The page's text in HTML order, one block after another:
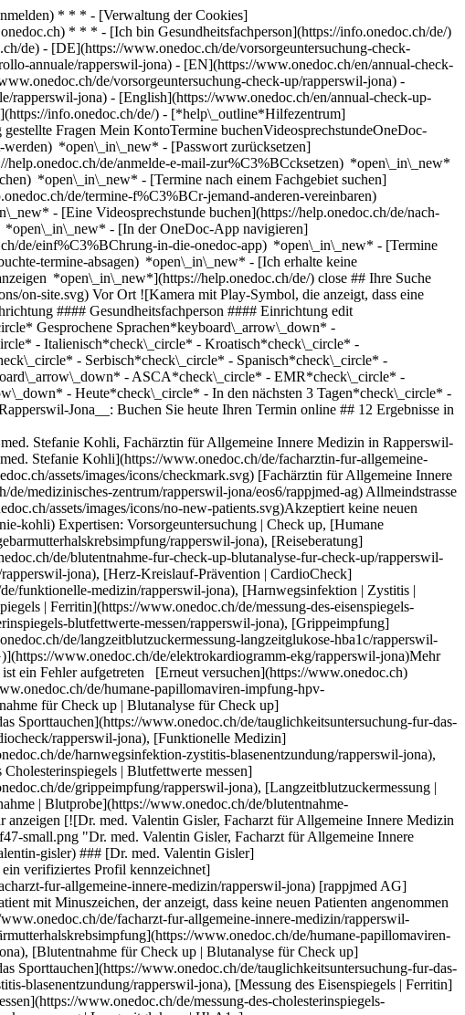
* * * - [Verwaltung der Cookies]
* * * - [Ich bin Gesundheitsfachperson](https://info.onedoc.ch/de/)
de) - [DE](https://www.onedoc.ch/de/vorsorgeuntersuchung-check-
annuale/rapperswil-jona) - [EN](https://www.onedoc.ch/en/annual-check-
de/vorsorgeuntersuchung-check-up/rapperswil-jona) -
rapperswil-jona) - [English](https://www.onedoc.ch/en/annual-check-up-
info.onedoc.ch/de/) - [*help\_outline*Hilfezentrum]
Fragen Mein KontoTermine buchenVideosprechstundeOneDoc-
*open\_in\_new* - [Passwort zurücksetzen]
de/anmelde-e-mail-zur%C3%BCcksetzen) *open\_in\_new*
*open\_in\_new* - [Termine nach einem Fachgebiet suchen]
de/termine-f%C3%BCr-jemand-anderen-vereinbaren)
- [Eine Videosprechstunde buchen](https://help.onedoc.ch/de/nach-
*open\_in\_new* - [In der OneDoc-App navigieren]
de/einf%C3%BChrung-in-die-onedoc-app) *open\_in\_new* - [Termine verwalten](https://help.onedoc.ch/de/termine-verwalten) *open\_in\_new* - [Termine absagen](https://help.onedoc.ch/de/online-gebuchte-termine-absagen) *open\_in\_new* - [Ich erhalte keine Terminbestätigung](https://help.onedoc.ch/de/ich-erhalte-keine-terminbest%C3%A4tigung) *open\_in\_new* [Alle unsere Artikel anzeigen *open\_in\_new*](https://help.onedoc.ch/de/) close ## Ihre Suche bearbeiten ![Haus mit Pluszeichen, das anzeigt, dass eine Konsultation vor Ort möglich ist](https://www.onedoc.ch/assets/images/icons/on-site.svg) Vor Ort ![Kamera mit Play-Symbol, die anzeigt, dass eine Konsultation per Video aus der Ferne möglich ist](https://www.onedoc.ch/assets/images/icons/remote.svg) Virtuell Suche #### Fachrichtung #### Gesundheitsfachperson #### Einrichtung edit Vorsorgeuntersuchung | Check up in Rapperswil-Jona tune Filter Neue Patienten*keyboard\_arrow\_down* - Zugelassen*check\_circle* Gesprochene Sprachen*keyboard\_arrow\_down* - Albanisch*check\_circle* - Chinesisch*check\_circle* - Deutsch*check\_circle* - Englisch*check\_circle* - Französisch*check\_circle* - Italienisch*check\_circle* - Kroatisch*check\_circle* - Niederländisch*check\_circle* - Polnisch*check\_circle* - Portugiesisch*check\_circle* - Rumänisch*check\_circle* - Russisch*check\_circle* - Serbisch*check\_circle* - Spanisch*check\_circle* - Tamil*check\_circle* Geschlecht*keyboard\_arrow\_down* - Weiblich*check\_circle* - Männlich*check\_circle* Netzwerk*keyboard\_arrow\_down* - ASCA*check\_circle* - EMR*check\_circle* - mediX*check\_circle* - doccare*check\_circle* - hapmed*check\_circle* - Medbase*check\_circle* Verfügbarkeit*keyboard\_arrow\_down* - Heute*check\_circle* - In den nächsten 3 Tagen*check\_circle* - In den nächsten 7 Tagen*check\_circle* - In den nächsten 14 Tagen*check\_circle* # __Vorsorgeuntersuchung | Check up__ in __Rapperswil-Jona__: Buchen Sie heute Ihren Termin online ## 12 Ergebnisse in Rapperswil-Jona [![Dr. med. Stefanie Kohli, Fachärztin für Allgemeine Innere Medizin in Rapperswil-Jona](https://assets.onedoc.ch/images/users/da83a555a75b2d4b19a8bfe25fc5a35610766cb2b81e6ea9e20ecc2b249a47f8-small.png "Dr. med. Stefanie Kohli, Fachärztin für Allgemeine Innere Medizin in Rapperswil-Jona")](https://www.onedoc.ch/de/facharztin-fur-allgemeine-innere-medizin/rapperswil-jona/pbc10/dr-med-stefanie-kohli) ### [Dr. med. Stefanie Kohli](https://www.onedoc.ch/de/facharztin-fur-allgemeine-innere-medizin/rapperswil-jona/pbc10/dr-med-stefanie-kohli) ![Abzeichen, das ein verifiziertes Profil kennzeichnet](https://www.onedoc.ch/assets/images/icons/checkmark.svg) [Fachärztin für Allgemeine Innere Medizin](https://www.onedoc.ch/de/facharzt-fur-allgemeine-innere-medizin/rapperswil-jona) [rappjmed AG](https://www.onedoc.ch/de/medizinisches-zentrum/rapperswil-jona/eos6/rappjmed-ag) Allmeindstrasse 5 8645 Rapperswil-Jona ![Patient mit Minuszeichen, der anzeigt, dass keine neuen Patienten angenommen werden](https://www.onedoc.ch/assets/images/icons/no-new-patients.svg)Akzeptiert keine neuen Patienten [Termin buchen](https://www.onedoc.ch/de/facharztin-fur-allgemeine-innere-medizin/rapperswil-jona/pbc10/dr-med-stefanie-kohli) Expertisen: Vorsorgeuntersuchung | Check up, [Humane Papillomaviren Impfung (HPV) | Gebärmutterhalskrebsimpfung](https://www.onedoc.ch/de/humane-papillomaviren-impfung-hpv-gebarmutterhalskrebsimpfung/rapperswil-jona), [Reiseberatung](https://www.onedoc.ch/de/reiseberatung/rapperswil-jona), [Blutentnahme für Check up | Blutanalyse für Check up](https://www.onedoc.ch/de/blutentnahme-fur-check-up-blutanalyse-fur-check-up/rapperswil-jona), [Tauglichkeitsuntersuchung für das Sporttauchen](https://www.onedoc.ch/de/tauglichkeitsuntersuchung-fur-das-sporttauchen/rapperswil-jona), [Herz-Kreislauf-Prävention | CardioCheck](https://www.onedoc.ch/de/herz-kreislauf-pravention-cardiocheck/rapperswil-jona), [Funktionelle Medizin](https://www.onedoc.ch/de/funktionelle-medizin/rapperswil-jona), [Harnwegsinfektion | Zystitis | Blasenentzündung](https://www.onedoc.ch/de/harnwegsinfektion-zystitis-blasenentzundung/rapperswil-jona), [Messung des Eisenspiegels | Ferritin](https://www.onedoc.ch/de/messung-des-eisenspiegels-ferritin/rapperswil-jona), [Messung des Cholesterinspiegels | Blutfettwerte messen](https://www.onedoc.ch/de/messung-des-cholesterinspiegels-blutfettwerte-messen/rapperswil-jona), [Grippeimpfung](https://www.onedoc.ch/de/grippeimpfung/rapperswil-jona), [Langzeitblutzuckermessung | Langzeitglukose | HbA1c](https://www.onedoc.ch/de/langzeitblutzuckermessung-langzeitglukose-hba1c/rapperswil-jona), [Blutentnahme | Blutprobe](https://www.onedoc.ch/de/blutentnahme-blutprobe/rapperswil-jona), [Elektrokardiogramm (EKG)](https://www.onedoc.ch/de/elektrokardiogramm-ekg/rapperswil-jona)Mehr anzeigen *chevron\_left* Mo. 03 Aug. *chevron\_right* Mehr Termine anzeigen *error\_outline* Beim Laden der Verfügbarkeiten ist ein Fehler aufgetreten [Erneut versuchen](https://www.onedoc.ch) Expertisen: Vorsorgeuntersuchung | Check up, [Humane Papillomaviren Impfung (HPV) | Gebärmutterhalskrebsimpfung](https://www.onedoc.ch/de/humane-papillomaviren-impfung-hpv-gebarmutterhalskrebsimpfung/rapperswil-jona), [Reiseberatung](https://www.onedoc.ch/de/reiseberatung/rapperswil-jona), [Blutentnahme für Check up | Blutanalyse für Check up](https://www.onedoc.ch/de/blutentnahme-fur-check-up-blutanalyse-fur-check-up/rapperswil-jona), [Tauglichkeitsuntersuchung für das Sporttauchen](https://www.onedoc.ch/de/tauglichkeitsuntersuchung-fur-das-sporttauchen/rapperswil-jona), [Herz-Kreislauf-Prävention | CardioCheck](https://www.onedoc.ch/de/herz-kreislauf-pravention-cardiocheck/rapperswil-jona), [Funktionelle Medizin](https://www.onedoc.ch/de/funktionelle-medizin/rapperswil-jona), [Harnwegsinfektion | Zystitis | Blasenentzündung](https://www.onedoc.ch/de/harnwegsinfektion-zystitis-blasenentzundung/rapperswil-jona), [Messung des Eisenspiegels | Ferritin](https://www.onedoc.ch/de/messung-des-eisenspiegels-ferritin/rapperswil-jona), [Messung des Cholesterinspiegels | Blutfettwerte messen](https://www.onedoc.ch/de/messung-des-cholesterinspiegels-blutfettwerte-messen/rapperswil-jona), [Grippeimpfung](https://www.onedoc.ch/de/grippeimpfung/rapperswil-jona), [Langzeitblutzuckermessung | Langzeitglukose | HbA1c](https://www.onedoc.ch/de/langzeitblutzuckermessung-langzeitglukose-hba1c/rapperswil-jona), [Blutentnahme | Blutprobe](https://www.onedoc.ch/de/blutentnahme-blutprobe/rapperswil-jona), [Elektrokardiogramm (EKG)](https://www.onedoc.ch/de/elektrokardiogramm-ekg/rapperswil-jona)Mehr anzeigen [![Dr. med. Valentin Gisler, Facharzt für Allgemeine Innere Medizin in Rapperswil-Jona](https://assets.onedoc.ch/images/users/8f5f68ad7b7f14cbe7eb4f4a6aed6e55ac892c8a30915d7ce4d3bb5814f1bf47-small.png "Dr. med. Valentin Gisler, Facharzt für Allgemeine Innere Medizin in Rapperswil-Jona")](https://www.onedoc.ch/de/facharzt-fur-allgemeine-innere-medizin/rapperswil-jona/pc2mz/dr-med-valentin-gisler) ### [Dr. med. Valentin Gisler](https://www.onedoc.ch/de/facharzt-fur-allgemeine-innere-medizin/rapperswil-jona/pc2mz/dr-med-valentin-gisler) ![Abzeichen, das ein verifiziertes Profil kennzeichnet](https://www.onedoc.ch/assets/images/icons/checkmark.svg) [Facharzt für Allgemeine Innere Medizin](https://www.onedoc.ch/de/facharzt-fur-allgemeine-innere-medizin/rapperswil-jona) [rappjmed AG](https://www.onedoc.ch/de/medizinisches-zentrum/rapperswil-jona/eos6/rappjmed-ag) Allmeindstrasse 5 8645 Rapperswil-Jona ![Patient mit Minuszeichen, der anzeigt, dass keine neuen Patienten angenommen werden](https://www.onedoc.ch/assets/images/icons/no-new-patients.svg)Akzeptiert keine neuen Patienten [Termin buchen](https://www.onedoc.ch/de/facharzt-fur-allgemeine-innere-medizin/rapperswil-jona/pc2mz/dr-med-valentin-gisler) Expertisen: Vorsorgeuntersuchung | Check up, [Humane Papillomaviren Impfung (HPV) | Gebärmutterhalskrebsimpfung](https://www.onedoc.ch/de/humane-papillomaviren-impfung-hpv-gebarmutterhalskrebsimpfung/rapperswil-jona), [Reiseberatung](https://www.onedoc.ch/de/reiseberatung/rapperswil-jona), [Blutentnahme für Check up | Blutanalyse für Check up](https://www.onedoc.ch/de/blutentnahme-fur-check-up-blutanalyse-fur-check-up/rapperswil-jona), [Tauglichkeitsuntersuchung für das Sporttauchen](https://www.onedoc.ch/de/tauglichkeitsuntersuchung-fur-das-sporttauchen/rapperswil-jona), [Harnwegsinfektion | Zystitis | Blasenentzündung](https://www.onedoc.ch/de/harnwegsinfektion-zystitis-blasenentzundung/rapperswil-jona), [Messung des Eisenspiegels | Ferritin](https://www.onedoc.ch/de/messung-des-eisenspiegels-ferritin/rapperswil-jona), [Messung des Cholesterinspiegels | Blutfettwerte messen](https://www.onedoc.ch/de/messung-des-cholesterinspiegels-blutfettwerte-messen/rapperswil-jona), [Grippeimpfung](https://www.onedoc.ch/de/grippeimpfung/rapperswil-jona), [Langzeitblutzuckermessung | Langzeitglukose | HbA1c](https://www.onedoc.ch/de/langzeitblutzuckermessung-langzeitglukose-hba1c/rapperswil-jona), [Blutentnahme | Blutprobe](https://www.onedoc.ch/de/blutentnahme-blutprobe/rapperswil-jona), [Elektrokardiogramm (EKG)](https://www.onedoc.ch/de/elektrokardiogramm-ekg/rapperswil-jona)Mehr anzeigen *chevron\_left* Mo. 03 Aug. *chevron\_right* Mehr Termine anzeigen *error\_outline* Beim Laden der Verfügbarkeiten ist ein Fehler aufgetreten [Erneut versuchen](https://www.onedoc.ch) Expertisen: Vorsorgeuntersuchung | Check up, [Humane Papillomaviren Impfung (HPV) | Gebärmutterhalskrebsimpfung](https://www.onedoc.ch/de/humane-papillomaviren-impfung-hpv-gebarmutterhalskrebsimpfung/rapperswil-jona), [Reiseberatung](https://www.onedoc.ch/de/reiseberatung/rapperswil-jona), [Blutentnahme für Check up | Blutanalyse für Check up](https://www.onedoc.ch/de/blutentnahme-fur-check-up-blutanalyse-fur-check-up/rapperswil-jona), [Tauglichkeitsuntersuchung für das Sporttauchen](https://www.onedoc.ch/de/tauglichkeitsuntersuchung-fur-das-spo